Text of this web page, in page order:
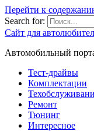
Перейти к
Search for:
Сайт для
Автомобильный
Тест-драйвы
Комплектации
Ремонт
Тюнинг
Интересное